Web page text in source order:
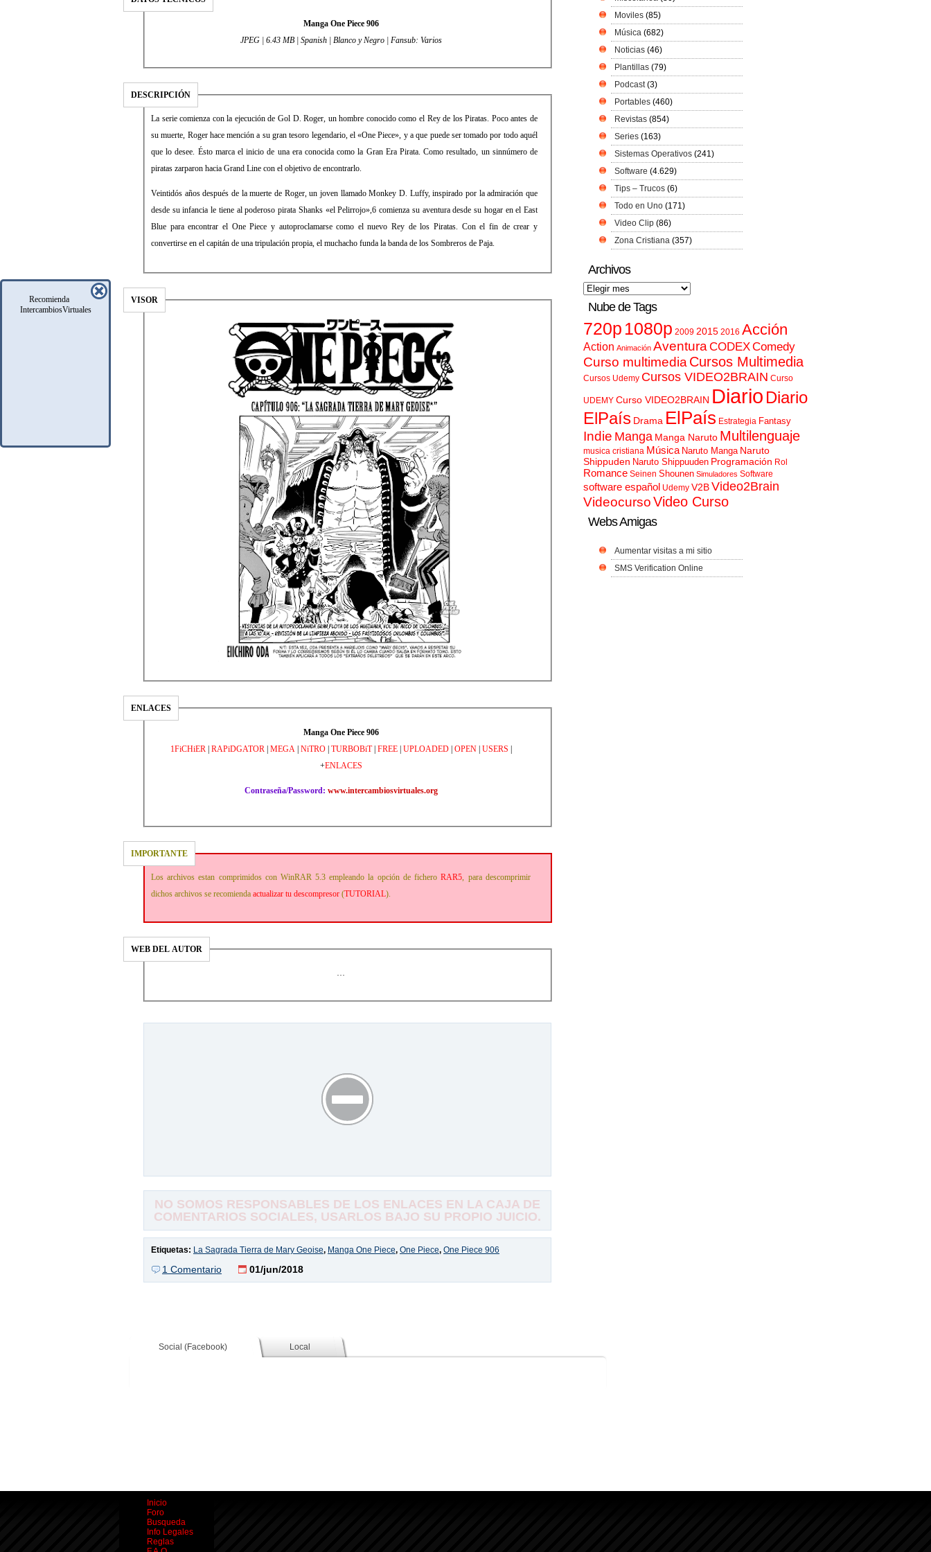
Recomienda
IntercambiosVirtuales
Manga One Piece 906
JPEG | 6.43 MB | Spanish | Blanco y Negro | Fansub: Varios
DESCRIPCIÓN
La serie comienza con la ejecución de Gol D. Roger, un hombre conocido como el Rey de los Piratas. Poco antes de
su muerte, Roger hace mención a su gran tesoro legendario, el «One Piece», y a que puede ser tomado por todo aquél
que lo desee. Ésto marca el inicio de una era conocida como la Gran Era Pirata. Como resultado, un sinnúmero de
piratas zarparon hacia Grand Line con el objetivo de encontrarlo.
Veintidós años después de la muerte de Roger, un joven llamado Monkey D. Luffy, inspirado por la admiración que
desde su infancia le tiene al poderoso pirata Shanks «el Pelirrojo»,6 comienza su aventura desde su hogar en el East
Blue para encontrar el One Piece y autoproclamarse como el nuevo Rey de los Piratas. Con el fin de crear y
convertirse en el capitán de una tripulación propia, el muchacho funda la banda de los Sombreros de Paja.
VISOR
ENLACES
Manga One Piece 906
1FiCHiER | RAPiDGATOR | MEGA | NiTRO| TURBOBiT| FREE| UPLOADED| OPEN| USERS |
+ENLACES
Contraseña/Password: www.intercambiosvirtuales.org
IMPORTANTE
Los archivos estan comprimidos con WinRAR 5.3 empleando la opción de fichero RAR5, para descomprimir
dichos archivos se recomienda actualizar tu descompresor (TUTORIAL).
WEB DEL AUTOR
…
NO SOMOS RESPONSABLES DE LOS ENLACES EN LA CAJA DE
COMENTARIOS SOCIALES, USARLOS BAJO SU PROPIO JUICIO.
Etiquetas: La Sagrada Tierra de Mary Geoise, Manga One Piece, One Piece, One Piece 906
1 Comentario 01/jun/2018
Social (Facebook) Local
Moviles (85)
Música (682)
Noticias (46)
Plantillas (79)
Podcast(3)
Portables (460)
Revistas (854)
Series (163)
Sistemas Operativos (241)
Software (4.629)
Tips – Trucos (6)
Todo en Uno (171)
Video Clip (86)
Zona Cristiana (357)
Archivos
Nube de Tags
720p 1080p 2009 2015 2016 Acción
Action Animación AventuraCODEXComedy
Curso multimediaCursos Multimedia
Cursos Udemy Cursos VIDEO2BRAIN Curso
UDEMY Curso VIDEO2BRAIN Diario Diario
ElPaís Drama ElPaís Estrategia Fantasy
Indie Manga Manga Naruto Multilenguaje
musica cristiana Música Naruto Manga Naruto
Shippuden Naruto Shippuuden Programación Rol
Romance Seinen Shounen Simuladores Software
software español Udemy V2BVideo2Brain
VideocursoVideo Curso
Webs Amigas
Aumentar visitas a mi sitio
SMS Verification Online
Inicio
Foro
Busqueda
Info Legales
Reglas